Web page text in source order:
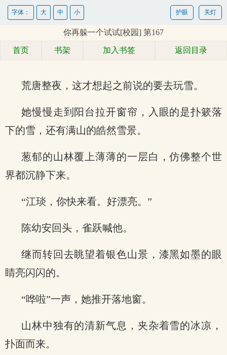
关灯
护眼
字体： 大 中 小
你再躲一个试试[校园] 第167
首页 书架 加入书签 返回目录
荒唐整夜，这才想起之前说的要去玩雪。
她慢慢走到阳台拉开窗帘，入眼的是扑簌落
下的雪，还有满山的皓然雪景。
葱郁的山林覆上薄薄的一层白，仿佛整个世
界都沉静下来。
“江琰，你快来看。好漂亮。”
陈幼安回头，雀跃喊他。
继而转回去眺望着银色山景，漆黑如墨的眼
睛亮闪闪的。
“哗啦”一声，她推开落地窗。
山林中独有的清新气息，夹杂着雪的冰凉，
扑面而来。